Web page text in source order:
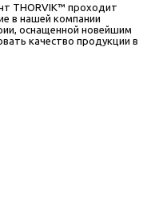
THORVIK™ проходит
в нашей компании
оснащенной новейшим
качество продукции в